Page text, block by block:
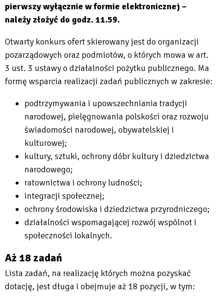
pierwszy wyłącznie w formie elektronicznej –
należy złożyć do godz. 11.59.
Otwarty konkurs ofert skierowany jest do organizacji
pozarządowych oraz podmiotów, o których mowa w art.
3 ust. 3 ustawy o działalności pożytku publicznego. Ma
formę wsparcia realizacji zadań publicznych w zakresie:
podtrzymywania i upowszechniania tradycji
narodowej, pielęgnowania polskości oraz rozwoju
świadomości narodowej, obywatelskiej i
kulturowej;
kultury, sztuki, ochrony dóbr kultury i dziedzictwa
narodowego;
ratownictwa i ochrony ludności;
integracji społecznej;
ochrony środowiska i dziedzictwa przyrodniczego;
działalności wspomagającej rozwój wspólnot i
społeczności lokalnych.
Aż 18 zadań
Lista zadań, na realizację których można pozyskać
dotację, jest długa i obejmuje aż 18 pozycji, w tym: